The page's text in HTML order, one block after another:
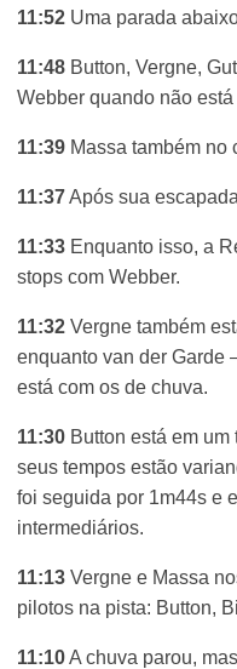
11:52 Uma parada
11:48 Button, Vergne,
Webber quando não
11:39 Massa também no
11:37Após sua
11:33 Enquanto isso, a
stops com Webber.
11:32 Vergne também
enquanto van der Garde
está com os de chuva.
11:30 Button está em
seus tempos estão
foi seguida por 1m44s e
intermediários.
11:13 Vergne e Massa
pilotos na pista: Button,
11:10A chuva parou,